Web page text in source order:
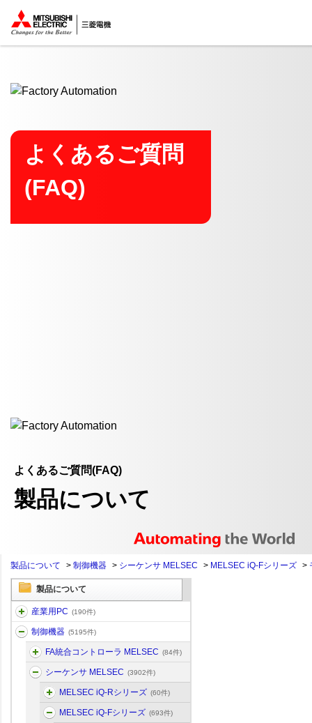
ここから本文
よくあるご質問
(FAQ)
よくあるご質問(FAQ)
製品について
製品について > 制御機器 > シーケンサ MELSEC > MELSEC iQ-Fシリーズ >
製品について
産業用PC (190件)
制御機器 (5195件)
FA統合コントローラ MELSEC (84件)
シーケンサ MELSEC (3902件)
MELSEC iQ-Rシリーズ (60件)
MELSEC iQ-Fシリーズ (693件)